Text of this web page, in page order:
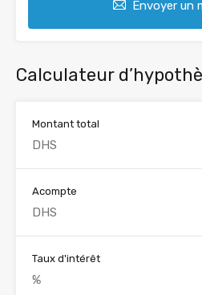
Envoyer un
Calculateur
Montant total
Acompte
Taux d'intérêt